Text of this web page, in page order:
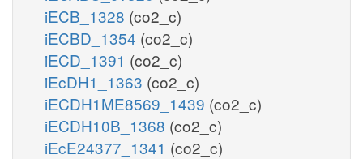
iECB_1328 (co2_c)
iECBD_1354 (co2_c)
iECD_1391 (co2_c)
iEcDH1_1363 (co2_c)
iECDH1ME8569_1439 (co2_c)
iECDH10B_1368 (co2_c)
iEcE24377_1341 (co2_c)